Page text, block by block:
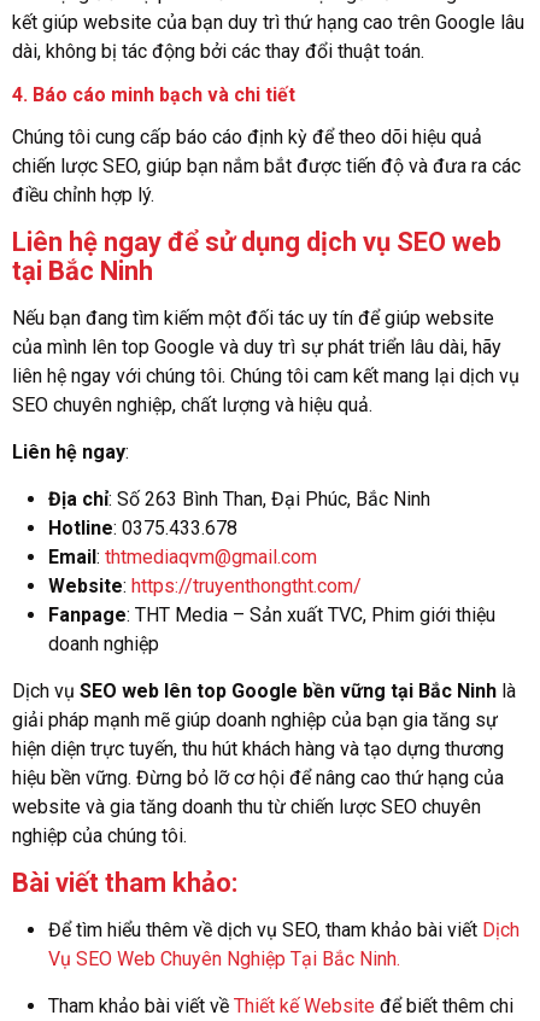
kết giúp website của bạn duy trì thứ hạng cao trên Google lâu
dài, không bị tác động bởi các thay đổi thuật toán.
4. Báo cáo minh bạch và chi tiết
Chúng tôi cung cấp báo cáo định kỳ để theo dõi hiệu quả
chiến lược SEO, giúp bạn nắm bắt được tiến độ và đưa ra các
điều chỉnh hợp lý.
Liên hệ ngay để sử dụng dịch vụ SEO web
tại Bắc Ninh
Nếu bạn đang tìm kiếm một đối tác uy tín để giúp website
của mình lên top Google và duy trì sự phát triển lâu dài, hãy
liên hệ ngay với chúng tôi. Chúng tôi cam kết mang lại dịch vụ
SEO chuyên nghiệp, chất lượng và hiệu quả.
Liên hệ ngay:
Địa chỉ: Số 263 Bình Than, Đại Phúc, Bắc Ninh
Hotline: 0375.433.678
Email: thtmediaqvm@gmail.com
Website: https://truyenthongtht.com/
Fanpage: THT Media – Sản xuất TVC, Phim giới thiệu
doanh nghiệp
Dịch vụ SEO web lên top Google bền vững tại Bắc Ninh là
giải pháp mạnh mẽ giúp doanh nghiệp của bạn gia tăng sự
hiện diện trực tuyến, thu hút khách hàng và tạo dựng thương
hiệu bền vững. Đừng bỏ lỡ cơ hội để nâng cao thứ hạng của
website và gia tăng doanh thu từ chiến lược SEO chuyên
nghiệp của chúng tôi.
Bài viết tham khảo:
Để tìm hiểu thêm về dịch vụ SEO, tham khảo bài viết Dịch
Vụ SEO Web Chuyên Nghiệp Tại Bắc Ninh.
Tham khảo bài viết về Thiết kế Website để biết thêm chi